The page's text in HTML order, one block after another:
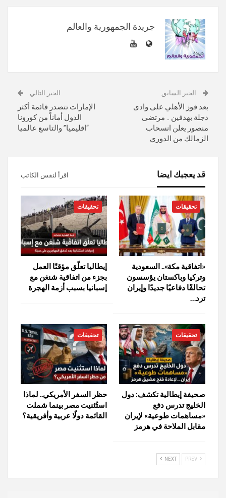
جريدة الجمهورية والعالم
الخبر السابق
بعد فوز الأهلي على وادى
دجلة بهدفين .. مرتضى
منصور يعلن انسحاب
الزمالك من الدوري
الخبر التالي
الإمارات تتصدر قائمة أكثر
الدول أماناً من كورونا
“اقليميا” والتاسع عالميا
قد يعجبك ايضا اقرأ لنفس الكاتب
تحقيقات
«اتفاقية مكة».. السعودية
وتركيا وباكستان يؤسسون
تحالفًا دفاعيًا جديدًا وإيران
ترد…
تحقيقات
إيطاليا تعلّق مؤقتًا العمل
بجزء من اتفاقية شنغن مع
إسبانيا بسبب أزمة الهجرة
تحقيقات
صحيفة إيطالية تكشف: دول
الخليج تدرس دفع
«مساهمات طوعية» لإيران
مقابل الملاحة في هرمز
تحقيقات
حظر السفر الأمريكي.. لماذا
استُثنيت مصر بينما شملت
القائمة دولًا عربية وأفريقية؟
NEXT